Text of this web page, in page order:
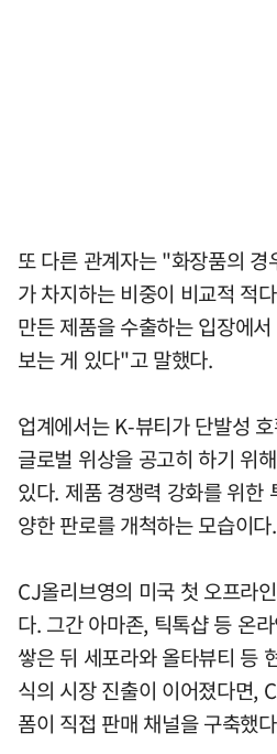
또 다른 관계자는 "화장품의
가 차지하는 비중이 비교적 적
만든 제품을 수출하는 입장에
보는 게 있다"고 말했다.
업계에서는 K-뷰티가 단발성
글로벌 위상을 공고히 하기 위
있다. 제품 경쟁력 강화를 위한
양한 판로를 개척하는 모습이다.
CJ올리브영의 미국 첫 오프라
다. 그간 아마존, 틱톡샵 등 온
쌓은 뒤 세포라와 올타뷰티 등
식의 시장 진출이 이어졌다면,
폼이 직접 판매 채널을 구축했